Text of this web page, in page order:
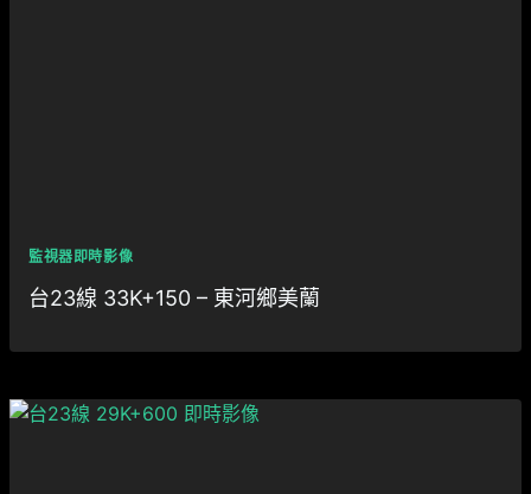
監視器即時影像
台23線 33K+150 – 東河鄉美蘭